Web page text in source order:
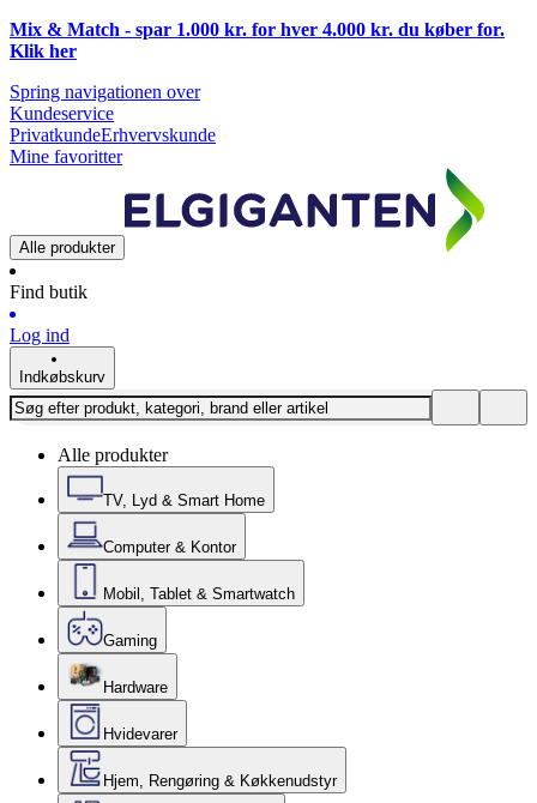
Mix & Match - spar 1.000 kr. for hver 4.000 kr. du køber for.
Klik her
Spring navigationen over
Kundeservice
PrivatkundeErhvervskunde
Mine favoritter
Alle produkter
Find butik
Log ind
Indkøbskurv
Alle produkter
TV, Lyd & Smart Home
Computer & Kontor
Mobil, Tablet & Smartwatch
Gaming
Hardware
Hvidevarer
Hjem, Rengøring & Køkkenudstyr